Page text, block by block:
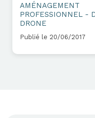
AMÉNAGEMENT
PROFESSIONNEL -
DRONE
Publié le 20/06/2017